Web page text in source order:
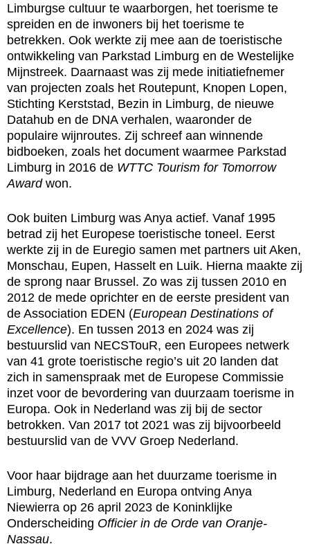
Limburgse cultuur te waarborgen, het toerisme te
spreiden en de inwoners bij het toerisme te
betrekken. Ook werkte zij mee aan de toeristische
ontwikkeling van Parkstad Limburg en de Westelijke
Mijnstreek. Daarnaast was zij mede initiatiefnemer
van projecten zoals het Routepunt, Knopen Lopen,
Stichting Kerststad, Bezin in Limburg, de nieuwe
Datahub en de DNA verhalen, waaronder de
populaire wijnroutes. Zij schreef aan winnende
bidboeken, zoals het document waarmee Parkstad
Limburg in 2016 de WTTC Tourism for Tomorrow
Awardwon.
Ook buiten Limburg was Anya actief. Vanaf 1995
betrad zij het Europese toeristische toneel. Eerst
werkte zij in de Euregio samen met partners uit Aken,
Monschau, Eupen, Hasselt en Luik. Hierna maakte zij
de sprong naar Brussel. Zo was zij tussen 2010 en
2012 de mede oprichter en de eerste president van
de Association EDEN (European Destinations of
Excellence). En tussen 2013 en 2024 was zij
bestuurslid van NECSTouR, een Europees netwerk
van 41 grote toeristische regio’s uit 20 landen dat
zich in samenspraak met de Europese Commissie
inzet voor de bevordering van duurzaam toerisme in
Europa. Ook in Nederland was zij bij de sector
betrokken. Van 2017 tot 2021 was zij bijvoorbeeld
bestuurslid van de VVV Groep Nederland.
Voor haar bijdrage aan het duurzame toerisme in
Limburg, Nederland en Europa ontving Anya
Niewierra op 26 april 2023 de Koninklijke
Onderscheiding Officier in de Orde van Oranje-
Nassau.